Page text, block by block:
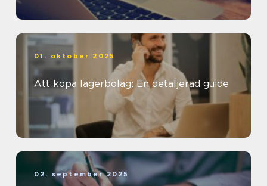
01. oktober 2025
Att köpa lagerbolag: En detaljerad guide
02. september 2025